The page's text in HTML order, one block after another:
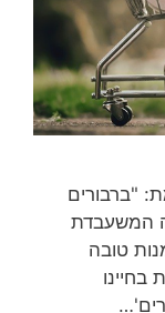
"ברבורים
המשעבדת
טובה
בחיינו